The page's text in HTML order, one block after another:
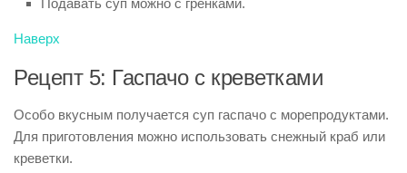
Подавать суп можно с гренками.
Наверх
Рецепт 5: Гаспачо с креветками
Особо вкусным получается суп гаспачо с морепродуктами.
Для приготовления можно использовать снежный краб или
креветки.